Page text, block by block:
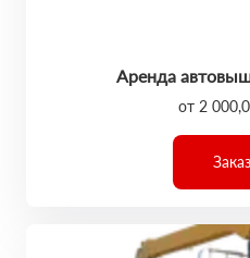
Аренда
от 2